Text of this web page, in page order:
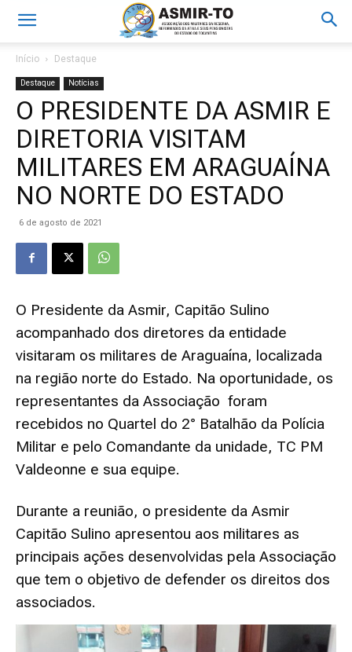
Início Destaque
Destaque Notícias
O PRESIDENTE DA ASMIR E
DIRETORIA VISITAM
MILITARES EM ARAGUAÍNA
NO NORTE DO ESTADO
6 de agosto de 2021
O Presidente da Asmir, Capitão Sulino
acompanhado dos diretores da entidade
visitaram os militares de Araguaína, localizada
na região norte do Estado. Na oportunidade, os
representantes da Associação foram
recebidos no Quartel do 2° Batalhão da Polícia
Militar e pelo Comandante da unidade, TC PM
Valdeonne e sua equipe.
Durante a reunião, o presidente da Asmir
Capitão Sulino apresentou aos militares as
principais ações desenvolvidas pela Associação
que tem o objetivo de defender os direitos dos
associados.